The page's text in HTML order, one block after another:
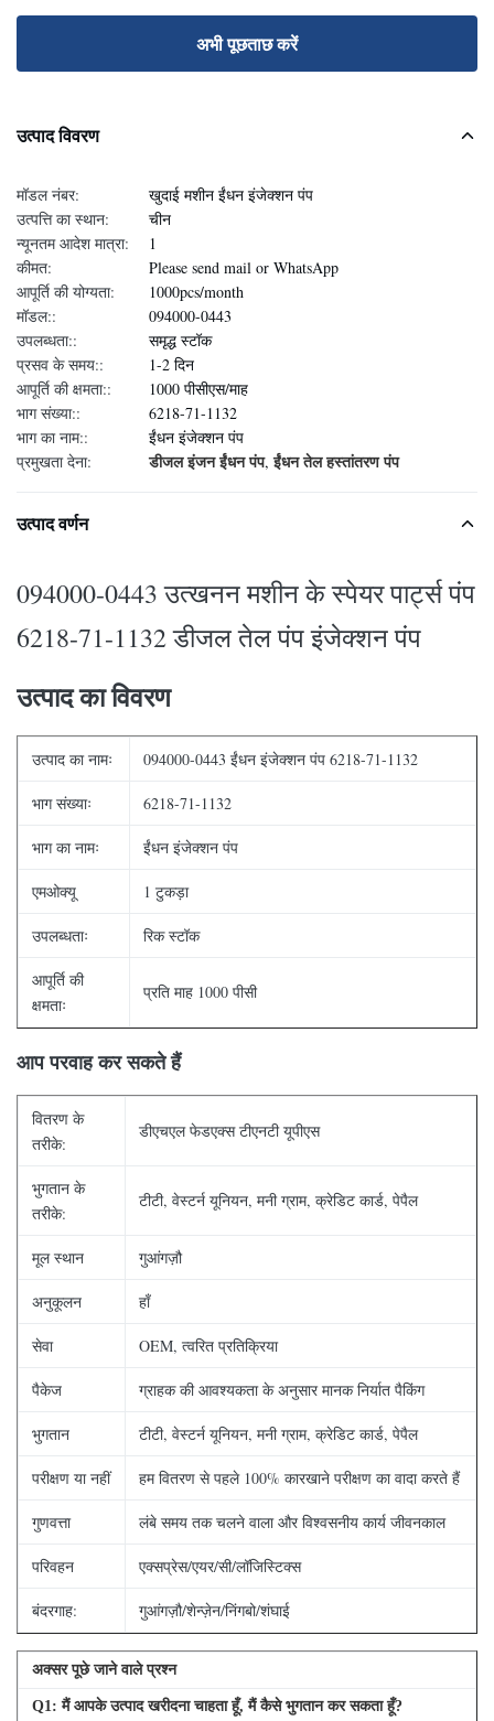
अभी पूछताछ करें
उत्पाद विवरण
मॉडल नंबर:
खुदाई मशीन ईंधन इंजेक्शन पंप
उत्पत्ति का स्थान:
चीन
न्यूनतम आदेश मात्रा:
1
कीमत:
Please send mail or WhatsApp
आपूर्ति की योग्यता:
1000pcs/month
मॉडल::
094000-0443
उपलब्धता::
समृद्ध स्टॉक
प्रसव के समय::
1-2 दिन
आपूर्ति की क्षमता::
1000 पीसीएस/माह
भाग संख्या::
6218-71-1132
भाग का नाम::
ईंधन इंजेक्शन पंप
प्रमुखता देना:
डीजल इंजन ईंधन पंप,ईंधन तेल हस्तांतरण पंप
उत्पाद वर्णन
094000-0443 उत्खनन मशीन के स्पेयर पार्ट्स पंप
6218-71-1132 डीजल तेल पंप इंजेक्शन पंप
उत्पाद का विवरण
उत्पाद का नामः 094000-0443 ईंधन इंजेक्शन पंप 6218-71-1132
भाग संख्याः 6218-71-1132
भाग का नामः ईंधन इंजेक्शन पंप
एमओक्यू 1 टुकड़ा
उपलब्धताः रिक स्टॉक
आपूर्ति की
क्षमताः
प्रति माह 1000 पीसी
आप परवाह कर सकते हैं
वितरण के
तरीके:
डीएचएल फेडएक्स टीएनटी यूपीएस
भुगतान के
तरीके:
टीटी, वेस्टर्न यूनियन, मनी ग्राम, क्रेडिट कार्ड, पेपैल
मूल स्थान गुआंगज़ौ
अनुकूलन हाँ
सेवा OEM, त्वरित प्रतिक्रिया
पैकेज ग्राहक की आवश्यकता के अनुसार मानक निर्यात पैकिंग
भुगतान टीटी, वेस्टर्न यूनियन, मनी ग्राम, क्रेडिट कार्ड, पेपैल
परीक्षण या नहीं हम वितरण से पहले 100% कारखाने परीक्षण का वादा करते हैं
गुणवत्ता लंबे समय तक चलने वाला और विश्वसनीय कार्य जीवनकाल
परिवहन एक्सप्रेस/एयर/सी/लॉजिस्टिक्स
बंदरगाह: गुआंगज़ौ/शेन्ज़ेन/निंगबो/शंघाई
अक्सर पूछे जाने वाले प्रश्न
Q1: मैं आपके उत्पाद खरीदना चाहता हूँ, मैं कैसे भुगतान कर सकता हूँ?